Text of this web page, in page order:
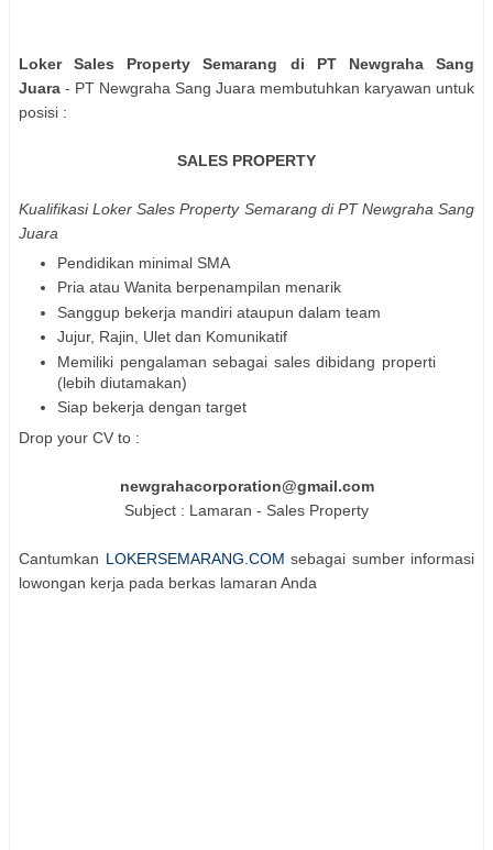
Loker Sales Property Semarang di PT Newgraha Sang
Juara - PT Newgraha Sang Juara membutuhkan karyawan untuk
posisi :
SALES PROPERTY
Kualifikasi Loker Sales Property Semarang di PT Newgraha Sang
Juara
Pendidikan minimal SMA
Pria atau Wanita berpenampilan menarik
Sanggup bekerja mandiri ataupun dalam team
Jujur, Rajin, Ulet dan Komunikatif
Memiliki pengalaman sebagai sales dibidang properti
(lebih diutamakan)
Siap bekerja dengan target
Drop your CV to :
newgrahacorporation@gmail.com
Subject : Lamaran - Sales Property
Cantumkan LOKERSEMARANG.COM sebagai sumber informasi
lowongan kerja pada berkas lamaran Anda